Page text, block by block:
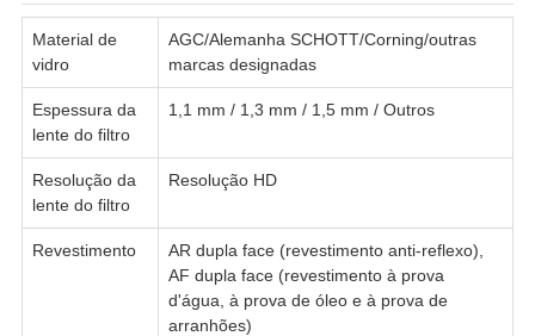
Material de
vidro
AGC/Alemanha SCHOTT/Corning/outras
marcas designadas
Espessura da
lente do filtro
1,1 mm / 1,3 mm / 1,5 mm / Outros
Resolução da
lente do filtro
Resolução HD
Revestimento
AR dupla face (revestimento anti-reflexo),
AF dupla face (revestimento à prova
d'água, à prova de óleo e à prova de
arranhões)